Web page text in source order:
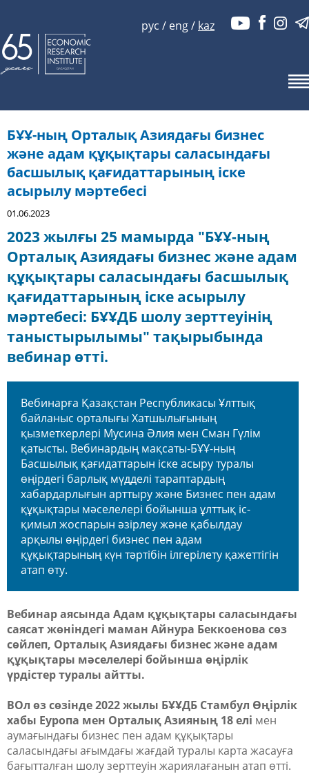
рус / eng/ kaz
БҰҰ-ның Орталық Азиядағы бизнес
және адам құқықтары саласындағы
басшылық қағидаттарының іске
асырылу мәртебесі
01.06.2023
2023 жылғы 25 мамырда "БҰҰ-ның
Орталық Азиядағы бизнес және адам
құқықтары саласындағы басшылық
қағидаттарының іске асырылу
мәртебесі: БҰҰДБ шолу зерттеуінің
таныстырылымы" тақырыбында
вебинар өтті.
Вебинарға Қазақстан Республикасы Ұлттық
байланыс орталығы Хатшылығының
қызметкерлері Мусина Әлия мен Сман Гүлім
қатысты. Вебинардың мақсаты-БҰҰ-ның
Басшылық қағидаттарын іске асыру туралы
өңірдегі барлық мүдделі тараптардың
хабардарлығын арттыру және Бизнес пен адам
құқықтары мәселелері бойынша ұлттық іс-
қимыл жоспарын әзірлеу және қабылдау
арқылы өңірдегі бизнес пен адам
құқықтарының күн тәртібін ілгерілету қажеттігін
атап өту.
Вебинар аясында Адам құқықтары саласындағы
саясат жөніндегі маман Айнура Беккоенова сөз
сөйлеп, Орталық Азиядағы бизнес және адам
құқықтары мәселелері бойынша өңірлік
үрдістер туралы айтты.
ВОл өз сөзінде 2022 жылы БҰҰДБ Стамбул Өңірлік
хабы Еуропа мен Орталық Азияның 18 елі мен
аумағындағы бизнес пен адам құқықтары
саласындағы ағымдағы жағдай туралы карта жасауға
бағытталған шолу зерттеуін жариялағанын атап өтті.